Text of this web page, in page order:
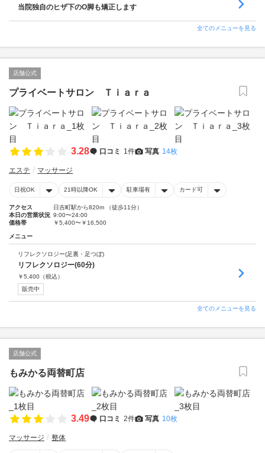
当院独自のヒザ下のO脚も矯正します
全てのメニューを見る
店舗公式
プライベートサロン Ｔｉａｒａ
3.28 口コミ 1件 写真 14枚
エステ マッサージ
日祝OK 21時以降OK 駐車場有 カード可
アクセス
日吉町駅から820m （徒歩11分）
本日の営業状況 9:00〜24:00
価格帯
￥5,400〜￥16,500
メニュー
リフレクソロジー(足裏・足つぼ)
リフレクソロジー(60分)
￥5,400 （税込）
販売中
全てのメニューを見る
店舗公式
もみかる両替町店
3.49 口コミ 2件 写真 10枚
マッサージ 整体